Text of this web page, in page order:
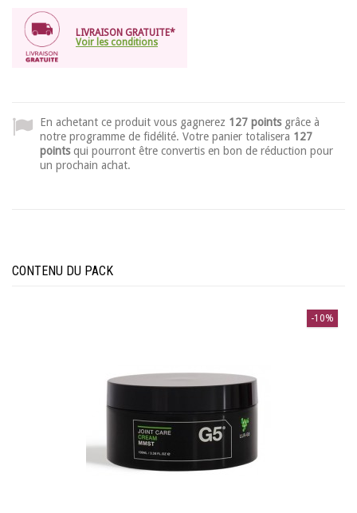
LIVRAISON GRATUITE*
Voir les conditions
En achetant ce produit vous gagnerez 127 pointsgrâce à
notre programme de fidélité. Votre panier totalisera 127
pointsqui pourront être convertis en bon de réduction pour
un prochain achat.
CONTENU DU PACK
-10%